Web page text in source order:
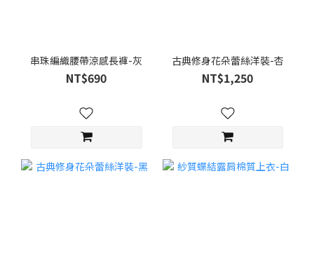
串珠編織腰帶涼感長褲-灰
NT$690
古典修身花朵蕾絲洋裝-杏
NT$1,250